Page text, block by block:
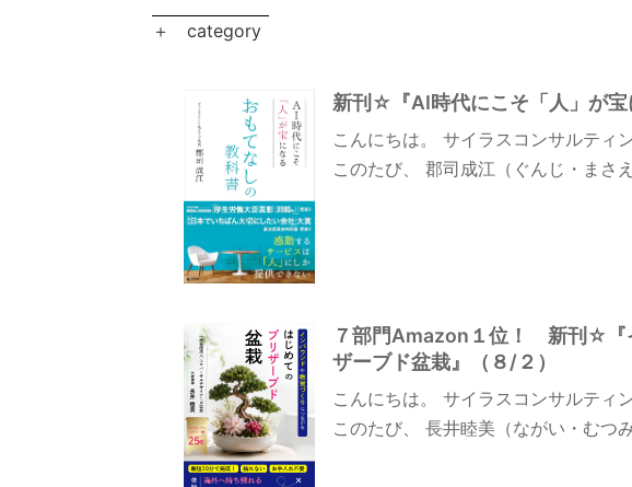
＋ category
新刊☆『AI時代にこそ「人」が宝
こんにちは。 サイラスコンサルティ
このたび、 郡司成江（ぐんじ・まさ
７部門Amazon１位！ 新刊☆『
ザーブド盆栽』（８/２）
こんにちは。 サイラスコンサルティ
このたび、 長井睦美（ながい・む